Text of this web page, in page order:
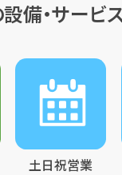
備・サービ
土日祝営業